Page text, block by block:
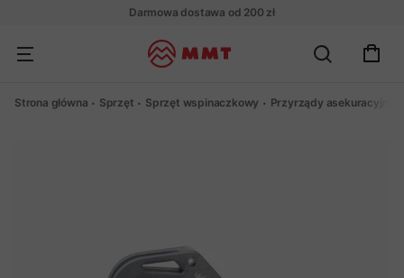
Darmowa dostawa od 200 zł
Strona główna Sprzęt Sprzęt wspinaczkowy Przyrządy asekuracyjne